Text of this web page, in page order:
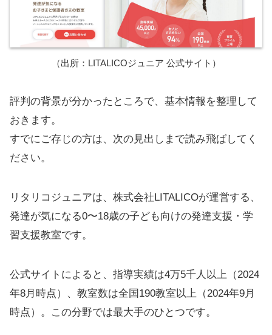
（出所：LITALICOジュニア 公式サイト）
評判の背景が分かったところで、基本情報を整理して
おきます。
すでにご存じの方は、次の見出しまで読み飛ばしてく
ださい。
リタリコジュニアは、株式会社LITALICOが運営する、
発達が気になる0〜18歳の子ども向けの発達支援・学
習支援教室です。
公式サイトによると、指導実績は4万5千人以上（2024
年8月時点）、教室数は全国190教室以上（2024年9月
時点）。この分野では最大手のひとつです。